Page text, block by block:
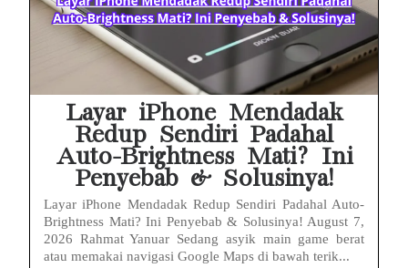
Babak Baru Kasus Febrie Adriansyah, Rencana Praperadilan Penyitaan Emas dan Uang Tunai Jadi Sorotan
Baterai Apple Watch Cepat Boros? Ini Penyebab dan Cara Mengatasinya
HP Huawei Cepat Panas? Ini Penyebab Utama dan Cara Mengatasinya
Layar iPhone Mendadak
Redup Sendiri Padahal
Auto-Brightness Mati? Ini
Penyebab & Solusinya!
Layar iPhone Mendadak Redup Sendiri Padahal Auto-
Brightness Mati? Ini Penyebab & Solusinya! August 7,
2026 Rahmat Yanuar Sedang asyik main game berat
atau memakai navigasi Google Maps di bawah terik...